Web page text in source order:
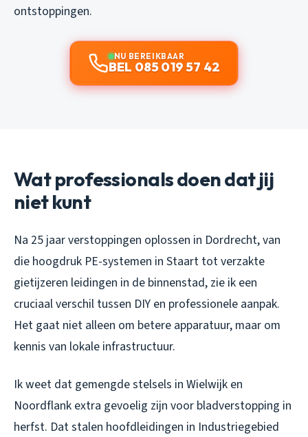
ontstoppingen.
NU BEREIKBAAR
BEL 085 019 57 42
Wat professionals doen dat jij
niet kunt
Na 25 jaar verstoppingen oplossen in Dordrecht, van
die hoogdruk PE-systemen in Staart tot verzakte
gietijzeren leidingen in de binnenstad, zie ik een
cruciaal verschil tussen DIY en professionele aanpak.
Het gaat niet alleen om betere apparatuur, maar om
kennis van lokale infrastructuur.
Ik weet dat gemengde stelsels in Wielwijk en
Noordflank extra gevoelig zijn voor bladverstopping in
herfst. Dat stalen hoofdleidingen in Industriegebied